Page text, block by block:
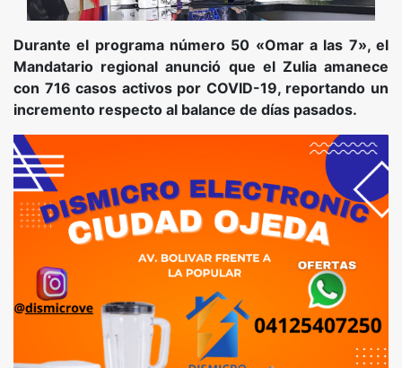
Durante el programa número 50 «Omar a las 7», el
Mandatario regional anunció que el Zulia amanece
con 716 casos activos por COVID-19, reportando un
incremento respecto al balance de días pasados.